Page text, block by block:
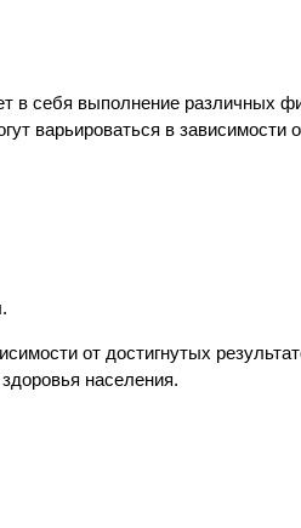
в себя выполнение различных
варьироваться в зависимости
от достигнутых
населения.